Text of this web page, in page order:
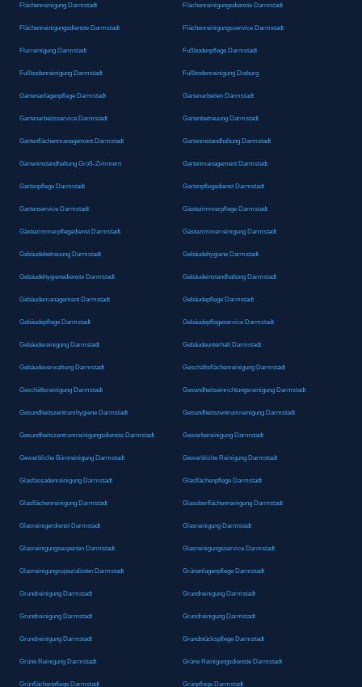
Flächenreinigung Darmstadt Flächenreinigungsdienste Darmstadt
Flächenreinigungsdienste Darmstadt Flächenreinigungsservice Darmstadt
Flurreinigung Darmstadt Fußbodenpflege Darmstadt
Fußbodenreinigung Darmstadt Fußbodenreinigung Dieburg
Gartenanlagenpflege Darmstadt Gartenarbeiten Darmstadt
Gartenarbeitsservice Darmstadt Gartenbetreuung Darmstadt
Gartenflächenmanagement Darmstadt Garteninstandhaltung Darmstadt
Garteninstandhaltung Groß-Zimmern Gartenmanagement Darmstadt
Gartenpflege Darmstadt Gartenpflegedienst Darmstadt
Gartenservice Darmstadt Gästezimmerpflege Darmstadt
Gästezimmerpflegedienst Darmstadt Gästezimmerreinigung Darmstadt
Gebäudebetreuung Darmstadt Gebäudehygiene Darmstadt
Gebäudehygienedienste Darmstadt Gebäudeinstandhaltung Darmstadt
Gebäudemanagement Darmstadt Gebäudepflege Darmstadt
Gebäudepflege Darmstadt Gebäudepflegeservice Darmstadt
Gebäudereinigung Darmstadt Gebäudeunterhalt Darmstadt
Gebäudeverwaltung Darmstadt Geschäftsflächenreinigung Darmstadt
Geschäftsreinigung Darmstadt Gesundheitseinrichtungsreinigung Darmstadt
Gesundheitszentrumhygiene Darmstadt Gesundheitszentrumreinigung Darmstadt
Gesundheitszentrumreinigungsdienste Darmstadt Gewerbereinigung Darmstadt
Gewerbliche Büroreinigung Darmstadt Gewerbliche Reinigung Darmstadt
Glasfassadenreinigung Darmstadt Glasflächenpflege Darmstadt
Glasflächenreinigung Darmstadt Glasoberflächenreinigung Darmstadt
Glasreinigerdienst Darmstadt Glasreinigung Darmstadt
Glasreinigungsexperten Darmstadt Glasreinigungsservice Darmstadt
Glasreinigungsspezialisten Darmstadt Grünanlagenpflege Darmstadt
Grundreinigung Darmstadt Grundreinigung Darmstadt
Grundreinigung Darmstadt Grundreinigung Darmstadt
Grundreinigung Darmstadt Grundstückspflege Darmstadt
Grüne Reinigung Darmstadt Grüne Reinigungsdienste Darmstadt
Grünflächenpflege Darmstadt Grünpflege Darmstadt